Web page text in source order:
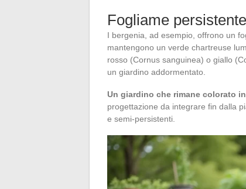
Fogliame
I bergenia, ad esempio, offrono un
mantengono un verde chartreuse
rosso (Cornus sanguinea) o giallo
un giardino addormentato.
Un giardino che rimane colorato
progettazione da integrare fin dalla
e semi-persistenti.